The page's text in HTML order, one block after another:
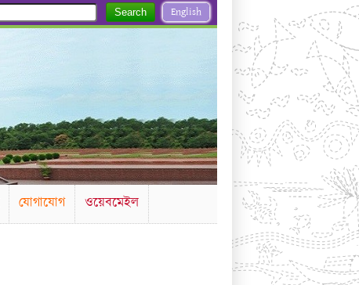
English
Search
যোগাযোগ ওয়েবমেইল